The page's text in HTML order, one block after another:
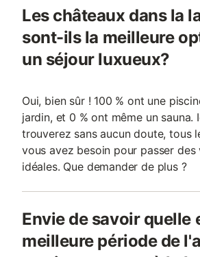
Les châteaux dans la
sont-ils la meilleure
un séjour luxueux?
Oui, bien sûr ! 100 % ont une
jardin, et 0 % ont même un sauna.
trouverez sans aucun doute, tous
vous avez besoin pour passer des
idéales. Que demander de plus ?
Envie de savoir quelle
meilleure période de